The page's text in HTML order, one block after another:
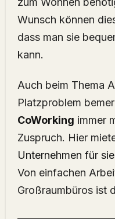
Wunsch können
dass man sie
kann.
Auch beim Thema
Platzproblem
CoWorking immer
Zuspruch. Hier
Unternehmen für
Von einfachen
Großraumbüros ist